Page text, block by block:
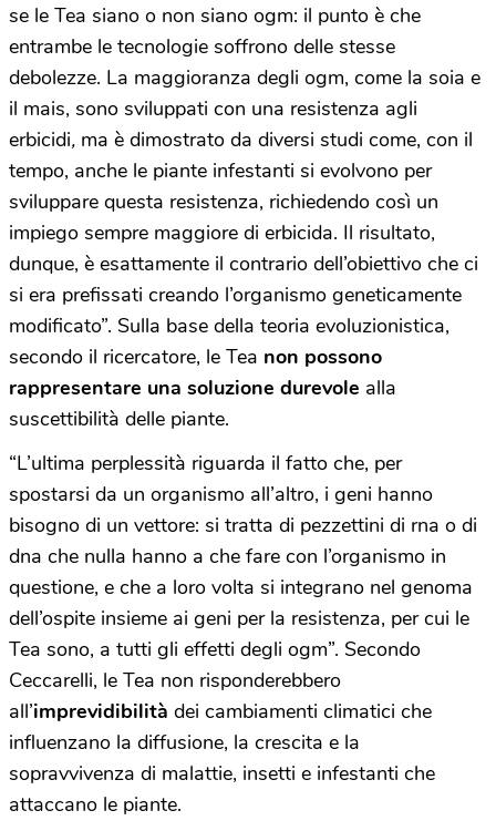
se le Tea siano o non siano ogm: il punto è che
entrambe le tecnologie soffrono delle stesse
debolezze. La maggioranza degli ogm, come la soia e
il mais, sono sviluppati con una resistenza agli
erbicidi, ma è dimostrato da diversi studi come, con il
tempo, anche le piante infestanti si evolvono per
sviluppare questa resistenza, richiedendo così un
impiego sempre maggiore di erbicida. Il risultato,
dunque, è esattamente il contrario dell’obiettivo che ci
si era prefissati creando l’organismo geneticamente
modificato”. Sulla base della teoria evoluzionistica,
secondo il ricercatore, le Tea non possono
rappresentare una soluzione durevole alla
suscettibilità delle piante.
“L’ultima perplessità riguarda il fatto che, per
spostarsi da un organismo all’altro, i geni hanno
bisogno di un vettore: si tratta di pezzettini di rna o di
dna che nulla hanno a che fare con l’organismo in
questione, e che a loro volta si integrano nel genoma
dell’ospite insieme ai geni per la resistenza, per cui le
Tea sono, a tutti gli effetti degli ogm”. Secondo
Ceccarelli, le Tea non risponderebbero
all’imprevidibilità dei cambiamenti climatici che
influenzano la diffusione, la crescita e la
sopravvivenza di malattie, insetti e infestanti che
attaccano le piante.